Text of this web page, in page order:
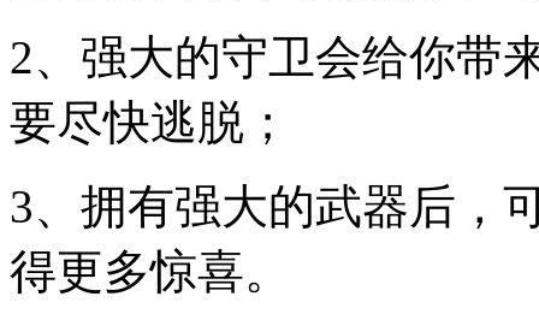
2、强大的守卫会给你带
要尽快逃脱；
3、拥有强大的武器后，
得更多惊喜。